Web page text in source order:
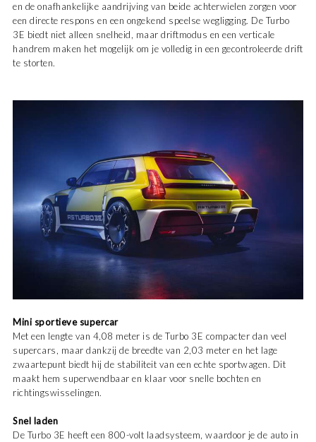
en de onafhankelijke aandrijving van beide achterwielen zorgen voor
een directe respons en een ongekend speelse wegligging. De Turbo
3E biedt niet alleen snelheid, maar driftmodus en een verticale
handrem maken het mogelijk om je volledig in een gecontroleerde drift
te storten.
Mini sportieve supercar
Met een lengte van 4,08 meter is de Turbo 3E compacter dan veel
supercars, maar dankzij de breedte van 2,03 meter en het lage
zwaartepunt biedt hij de stabiliteit van een echte sportwagen. Dit
maakt hem superwendbaar en klaar voor snelle bochten en
richtingswisselingen.
Snel laden
De Turbo 3E heeft een 800-volt laadsysteem, waardoor je de auto in